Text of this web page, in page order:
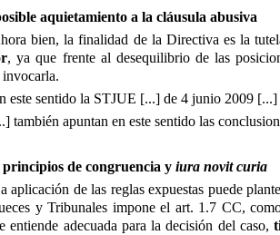
aquietamiento a la cláusula abusiva
bien, la finalidad de la Directiva es la
, ya que frente al desequilibrio de las
este sentido la STJUE [...] de 4 junio 2009
también apuntan en este sentido las
principios de congruencia y iura novit curia
aplicación de las reglas expuestas puede
y Tribunales impone el art. 1.7 CC,
entiende adecuada para la decisión del caso,